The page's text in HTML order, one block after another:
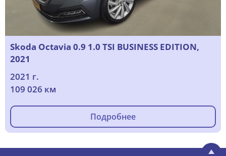
Skoda Octavia 0.9 1.0 TSI BUSINESS EDITION,
2021
2021 г.
109 026 км
Подробнее